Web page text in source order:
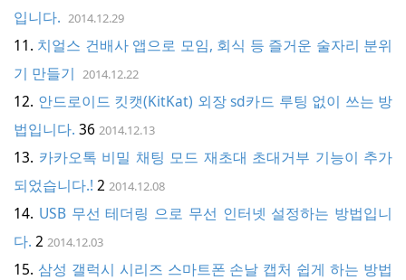
입니다. 2014.12.29
치얼스 건배사 앱으로 모임, 회식 등 즐거운 술자리 분위
기 만들기 2014.12.22
안드로이드 킷캣(KitKat) 외장 sd카드 루팅 없이 쓰는 방
법입니다. 36 2014.12.13
카카오톡 비밀 채팅 모드 재초대 초대거부 기능이 추가
되었습니다.! 2 2014.12.08
USB 무선 테더링 으로 무선 인터넷 설정하는 방법입니
다. 2 2014.12.03
삼성 갤럭시 시리즈 스마트폰 손날 캡처 쉽게 하는 방법